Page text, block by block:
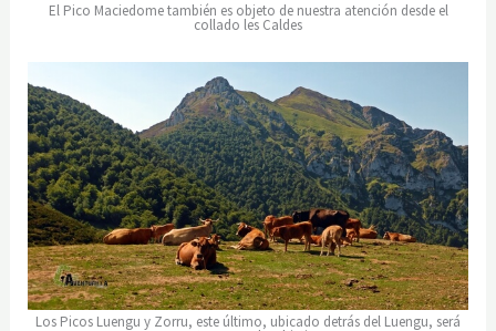
El Pico Maciedome también es objeto de nuestra atención desde el
collado les Caldes
Los Picos Luengu y Zorru, este último, ubicado detrás del Luengu, será